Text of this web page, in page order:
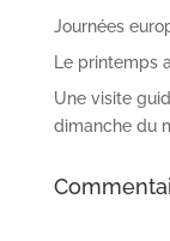
Journées
Le printemps
Une visite
dimanche du